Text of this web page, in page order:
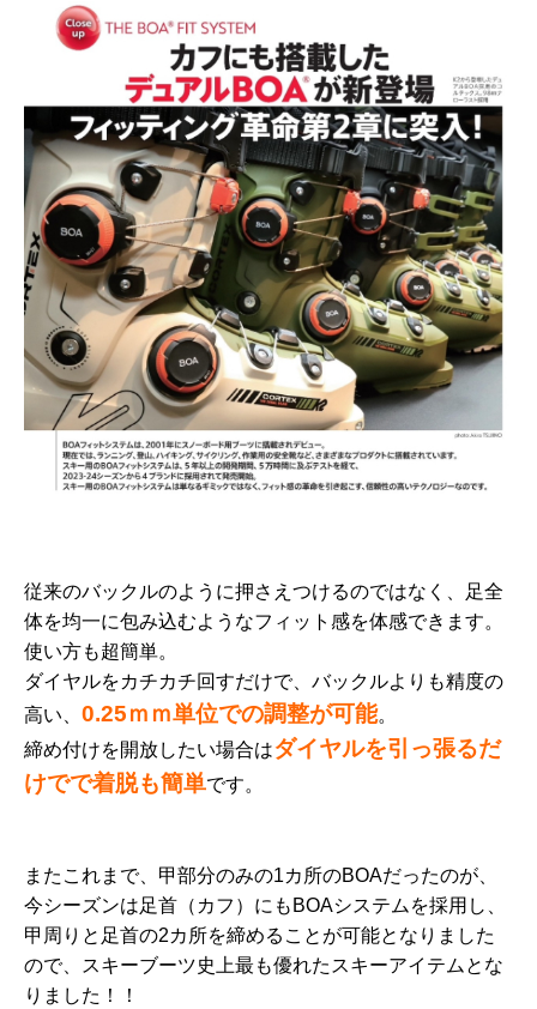
従来のバックルのように押さえつけるのではなく、足全
体を均一に包み込むようなフィット感を体感できます。
使い方も超簡単。
ダイヤルをカチカチ回すだけで、バックルよりも精度の
高い、 0.25ｍｍ単位での調整が可能。
締め付けを開放したい場合はダイヤルを引っ張るだ
けでで着脱も簡単です。
またこれまで、甲部分のみの1カ所のBOAだったのが、
今シーズンは足首（カフ）にもBOAシステムを採用し、
甲周りと足首の2カ所を締めることが可能となりました
ので、スキーブーツ史上最も優れたスキーアイテムとな
りました！！